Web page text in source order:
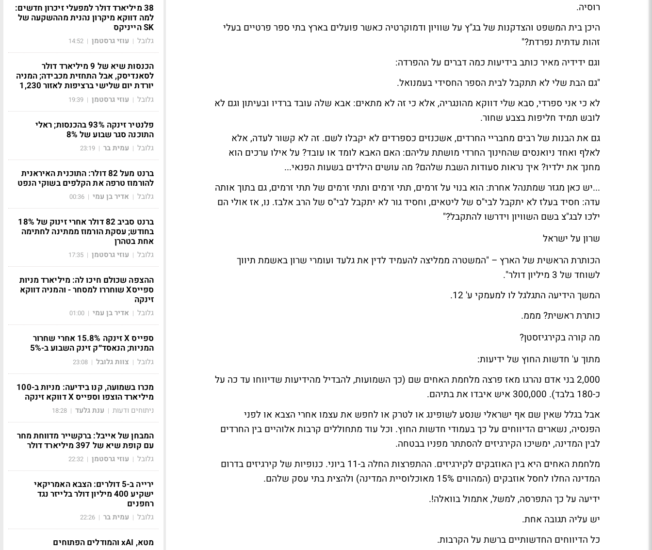
רוסיה.
היכן בית המשפט והצדקנות של בג"ץ על שוויון ודמוקרטיה כאשר פועלים בארץ בתי ספר פרטיים בעלי
זהות עדתית נפרדת?"
וגם ידידיה מאיר כותב בידיעות כמה דברים על ההפרדה:
"גם הבת שלי לא תתקבל לבית הספר החסידי בעמנואל.
לא כי אני ספרדי, סבא שלי דווקא מהונגריה, אלא כי זה לא מתאים: אבא שלה עובד ברדיו ובעיתון וגם לא
לובש תמיד חליפות בצבע שחור.
גם את הבנות של רבים מחבריי החרדים, אשכנזים כספרדים לא יקבלו לשם. זה לא קשור לעדה, אלא
לאלף ואחד ניואנסים שהחינוך החרדי מושתת עליהם: האם האבא לומד או עובד? על אילו ערכים הוא
מחנך את ילדיו? איך נראות סעודות השבת שלהם? מה עושים הילדים בשעות הפנאי...
...יש כאן מגזר שמתנהל אחרת: הוא בנוי על זרמים, תתי זרמים ותתי זרמים של תתי זרמים, גם בתוך אותה
עדה: חסיד בעלז לא יתקבל לבי"ס של ליטאים, וחסיד גור לא יתקבל לבי"ס של הרב אלבז. נו, אז אולי הם
ילכו לבג"צ בשם השוויון וידרשו להתקבל?"
שרון על ישראל
הכותרת הראשית של הארץ – "המשטרה ממליצה להעמיד לדין אתגלעד ועומרי שרוןבאשמת תיווך
לשוחד של 3 מיליון דולר".
המשך הידיעה התגלגל לו למעמקי ע' 12.
כותרת ראשית? מממ.
מה קורה בקירגיזסטן?
מתוך ע' חדשות החוץ של ידיעות:
2,000 בני אדם נהרגו מאז פרצה מלחמת האחים שם (כך השמועות, להבדיל מהידיעות שדיווחו עד כה על
כ-180 בלבד). 300,000 איש איבדו את בתיהם.
אבל בגלל שאין שם אף ישראלי שנסע לשופינג או לטרק או לחפש את עצמו אחרי הצבא או לפני
הפנסיה, נשארים הדיווחים על כך בעמודי חדשות החוץ. וכל עוד מתחוללים קרבות אלוהיים בין החרדים
לבין המדינה, ימשיכו הקירגיזים להסתתר מפניו בבטחה.
מלחמת האחים היא בין האוזבקים לקירגיזים. ההתפרצות החלה ב-11 ביוני. כנופיות של קירגיזים בדרום
המדינה החלו לחסל אוזבקים (המהווים 15% מאוכלוסיית המדינה) ולהצית בתי עסק שלהם.
ידיעה על כך התפרסה, למשל, אתמול בוואלה!.
יש עליה תגובה אחת.
כל הדיווחים החדשותיים ברשת על הקרבות.
38 מיליארד דולר למפעלי זיכרון חדשים:
למה דווקא מיקרון נהנית מההשקעה של
SK הייניקס
גלובל | עוזי גרסטמן |
14:52
הכנסות שיא של 9 מיליארד דולר
לסאנדיסק, אבל התחזית מכבידה; המניה
יורדת יום שלישי ברציפות לאזור 1,230
גלובל | עוזי גרסטמן |
19:39
פלנטיר זינקה 93% בהכנסות; ראלי
התוכנה סגר שבוע של 8%
גלובל | עמית בר |
23:19
ברנט מעל 82 דולר: התוכנית האיראנית
להורמוז טרפה את הקלפים בשוקי הנפט
גלובל | אדיר בן עמי |
00:36
ברנט סביב 82 דולר אחרי זינוק של 18%
בחודש; עסקת הורמוז ממתינה לחתימה
אחת בטהרן
גלובל | עוזי גרסטמן |
17:35
ההצפה שכולם חיכו לה: מיליארד מניות
ספייסX שוחררו למסחר - והמניה דווקא
זינקה
גלובל | אדיר בן עמי |
01:00
ספייס X זינקה 15.8% אחרי שחרור
המניות; הנאסד״ק זינק השבוע ב-5%
גלובל | צוות גלובל |
23:08
מכרו בשמועה, קנו בידיעה: מניות ב-100
מיליארד הוצפו וספייס X דווקא זינקה
ניתוחים ודעות | ענת גלעד |
18:28
המבחן של אייבל: ברקשייר מדווחת מחר
עם קופת שיא של 397 מיליארד דולר
גלובל | עוזי גרסטמן |
22:32
ירייה ב-5 דולרים: הצבא האמריקאי
ישקיע 400 מיליון דולר בלייזר נגד
רחפנים
גלובל | עמית בר |
22:26
מטא, xAI והמודלים הפתוחים